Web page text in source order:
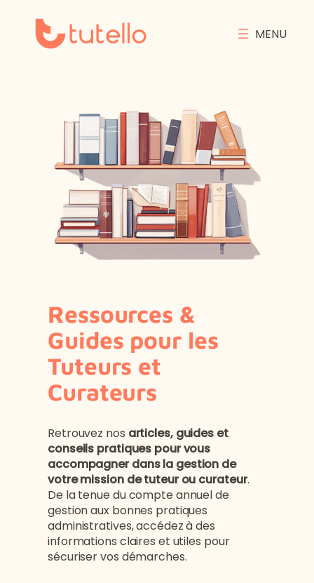
Ressources &
Guides pour les
Tuteurs et
Curateurs
Retrouvez nos articles, guides et
conseils pratiques pour vous
accompagner dans la gestion de
votre mission de tuteur ou curateur.
De la tenue du compte annuel de
gestion aux bonnes pratiques
administratives, accédez à des
informations claires et utiles pour
sécuriser vos démarches.